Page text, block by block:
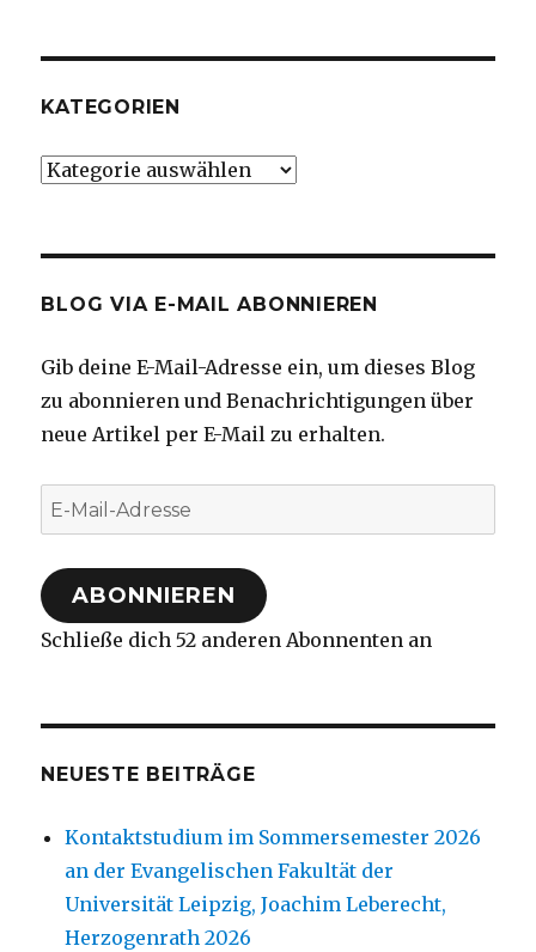
KATEGORIEN
Kategorien
BLOG VIA E-MAIL ABONNIEREN
Gib deine E-Mail-Adresse ein, um dieses Blog
zu abonnieren und Benachrichtigungen über
neue Artikel per E-Mail zu erhalten.
E-
Mail-
Adresse
ABONNIEREN
Schließe dich 52 anderen Abonnenten an
NEUESTE BEITRÄGE
Kontaktstudium im Sommersemester 2026
an der Evangelischen Fakultät der
Universität Leipzig, Joachim Leberecht,
Herzogenrath 2026